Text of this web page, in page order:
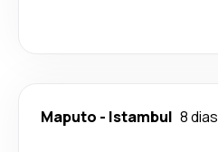
Maputo - Istambul 8 dias